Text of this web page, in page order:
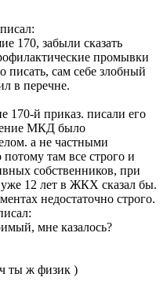
170, забыли сказать
промывки
писать, сам себе злобный
в перечне.
170-й приказ. писали его
МКД было
а не частными
там все строго и
собственников, при
12 лет в ЖКХ сказал бы.
недостаточно строго.
мне казалось?
ты ж физик )